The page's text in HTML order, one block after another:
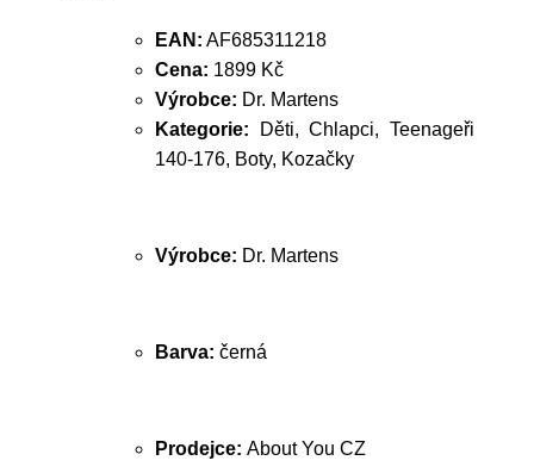
EAN: AF685311218
Cena: 1899 Kč
Výrobce: Dr. Martens
Kategorie: Děti, Chlapci, Teenageři
140-176, Boty, Kozačky
Výrobce: Dr. Martens
Barva: černá
Prodejce: About You CZ